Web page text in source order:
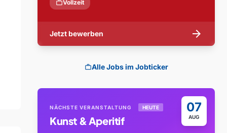
workVollzeit
Jetzt bewerben arrow_forward
workAlle Jobs im Jobticker
07
AUG
NÄCHSTE VERANSTALTUNG HEUTE
Kunst & Aperitif